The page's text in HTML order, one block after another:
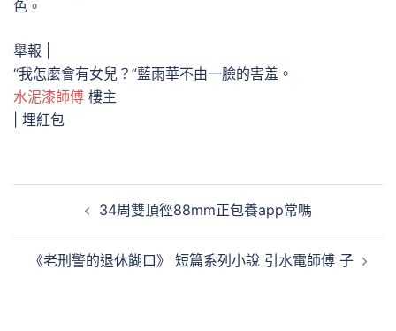
色。
舉報 |
“我怎麼會有女兒？”藍雨華不由一臉的害羞。
水泥漆師傅 樓主
埋紅包
34周雙頂徑88mm正包養app常嗎
《老刑警的退休餬口》 短篇系列小說 引水電師傅 子